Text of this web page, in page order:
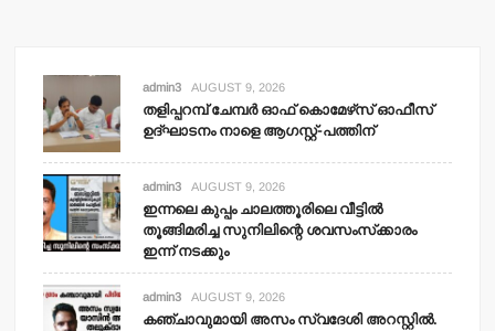
admin3 AUGUST 9, 2026
തളിപ്പറമ്പ് ചേമ്പര്‍ ഓഫ് കൊമേഴ്‌സ് ഓഫീസ്
ഉദ്ഘാടനം നാളെ ആഗസ്റ്റ്-പത്തിന്
admin3 AUGUST 9, 2026
ഇന്നലെ കുപ്പം ചാലത്തൂരിലെ വീട്ടില്‍
തൂങ്ങിമരിച്ച സുനിലിന്റെ ശവസംസ്‌ക്കാരം
ഇന്ന് നടക്കും
admin3 AUGUST 9, 2026
കഞ്ചാവുമായി അസം സ്വദേശി അറസ്റ്റില്‍.